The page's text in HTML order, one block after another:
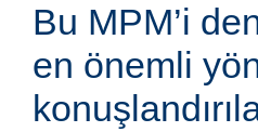
Bu MPM’i
en önemli